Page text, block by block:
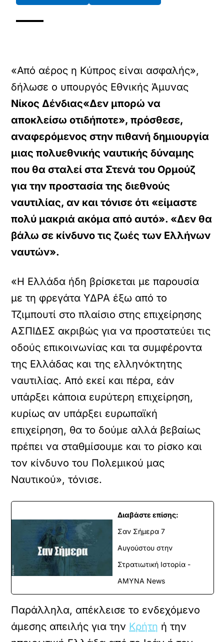
«Από αέρος η Κύπρος είναι ασφαλής»,
δήλωσε ο υπουργός Εθνικής Άμυνας
Νίκος Δένδιας«Δεν μπορώ να
αποκλείσω οτιδήποτε», πρόσθεσε,
αναφερόμενος στην πιθανή δημιουργία
μιας πολυεθνικής ναυτικής δύναμης
που θα σταλεί στα Στενά του Ορμούζ
για την προστασία της διεθνούς
ναυτιλίας, αν και τόνισε ότι «είμαστε
πολύ μακριά ακόμα από αυτό». «Δεν θα
βάλω σε κίνδυνο τις ζωές των Ελλήνων
ναυτών».
«Η Ελλάδα ήδη βρίσκεται με παρουσία
με τη φρεγάτα ΥΔΡΑ έξω από το
Τζιμπουτί στο πλαίσιο στης επιχείρησης
ΑΣΠΙΔΕΣ ακριβώς για να προστατεύει τις
οδούς επικοινωνίας και τα συμφέροντα
της Ελλάδας και της ελληνόκτητης
ναυτιλίας. Από εκεί και πέρα, εάν
υπάρξει κάποια ευρύτερη επιχείρηση,
κυρίως αν υπάρξει ευρωπαϊκή
επιχείρηση, θα το δούμε αλλά βεβαίως
πρέπει να σταθμίσουμε και το ρίσκο και
τον κίνδυνο του Πολεμικού μας
Ναυτικού», τόνισε.
Διαβάστε επίσης:
Σαν Σήμερα 7
Αυγούστου στην
Στρατιωτική Ιστορία -
ΑΜΥΝΑ News
Παράλληλα, απέκλεισε το ενδεχόμενο
άμεσης απειλής για την Κρήτη ή την